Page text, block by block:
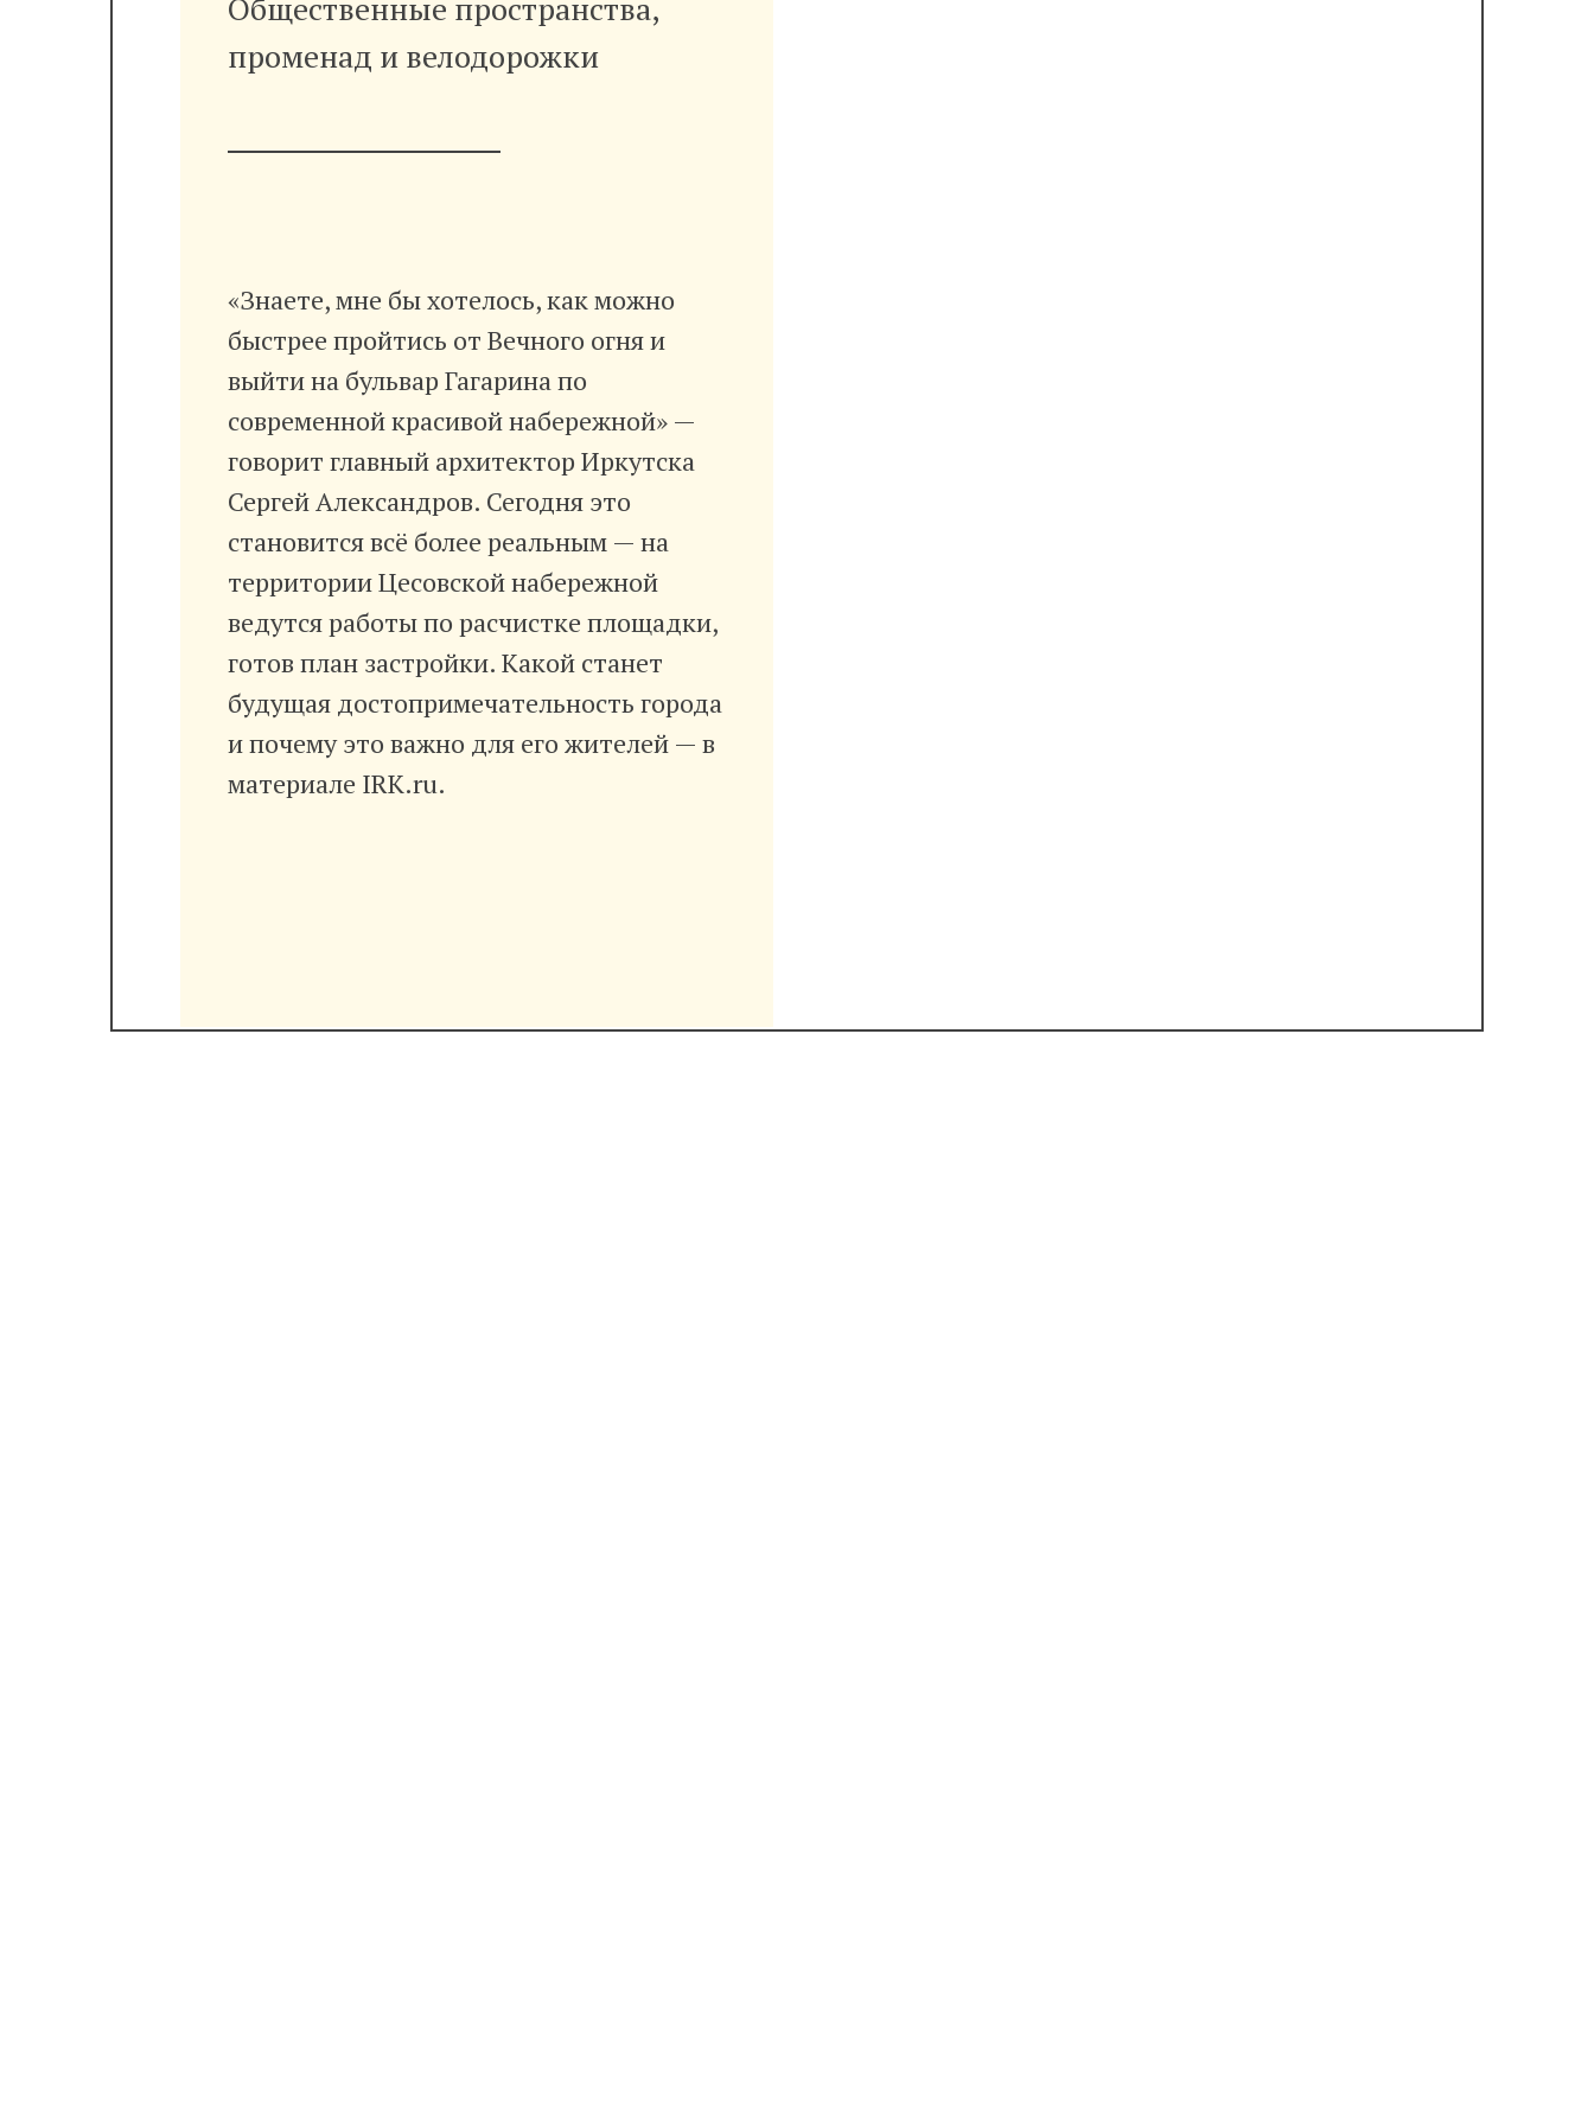
Общественные пространства,
променад и велодорожки
«Знаете, мне бы хотелось, как можно
быстрее пройтись от Вечного огня и
выйти на бульвар Гагарина по
современной красивой набережной» —
говорит главный архитектор Иркутска
Сергей Александров. Сегодня это
становится всё более реальным — на
территории Цесовской набережной
ведутся работы по расчистке площадки,
готов план застройки. Какой станет
будущая достопримечательность города
и почему это важно для его жителей — в
материале IRK.ru.